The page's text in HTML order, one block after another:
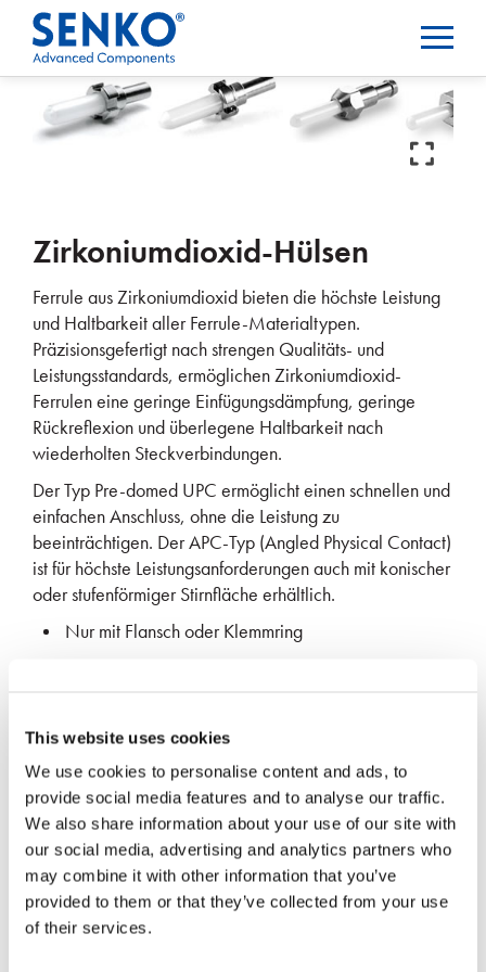
This website uses cookies
We use cookies to personalise content and ads, to
provide social media features and to analyse our traffic.
We also share information about your use of our site with
our social media, advertising and analytics partners who
may combine it with other information that you’ve
provided to them or that they’ve collected from your use
of their services.
Zirkoniumdioxid-Hülsen
Ferrule aus Zirkoniumdioxid bieten die höchste Leistung
und Haltbarkeit aller Ferrule-Materialtypen.
Präzisionsgefertigt nach strengen Qualitäts- und
Leistungsstandards, ermöglichen Zirkoniumdioxid-
Ferrulen eine geringe Einfügungsdämpfung, geringe
Rückreflexion und überlegene Haltbarkeit nach
wiederholten Steckverbindungen.
Der Typ Pre-domed UPC ermöglicht einen schnellen und
einfachen Anschluss, ohne die Leistung zu
beeinträchtigen. Der APC-Typ (Angled Physical Contact)
ist für höchste Leistungsanforderungen auch mit konischer
oder stufenförmiger Stirnfläche erhältlich.
Nur mit Flansch oder Klemmring
Kundenspezifische Größen auf Anfrage erhältlich
MEHR INFORMATIONEN
ANFORDERN